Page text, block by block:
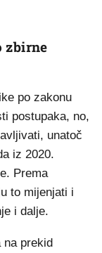
zbirne
po zakonu
postupaka, no,
unatoč
iz 2020.
Prema
to mijenjati i
i dalje.
na prekid